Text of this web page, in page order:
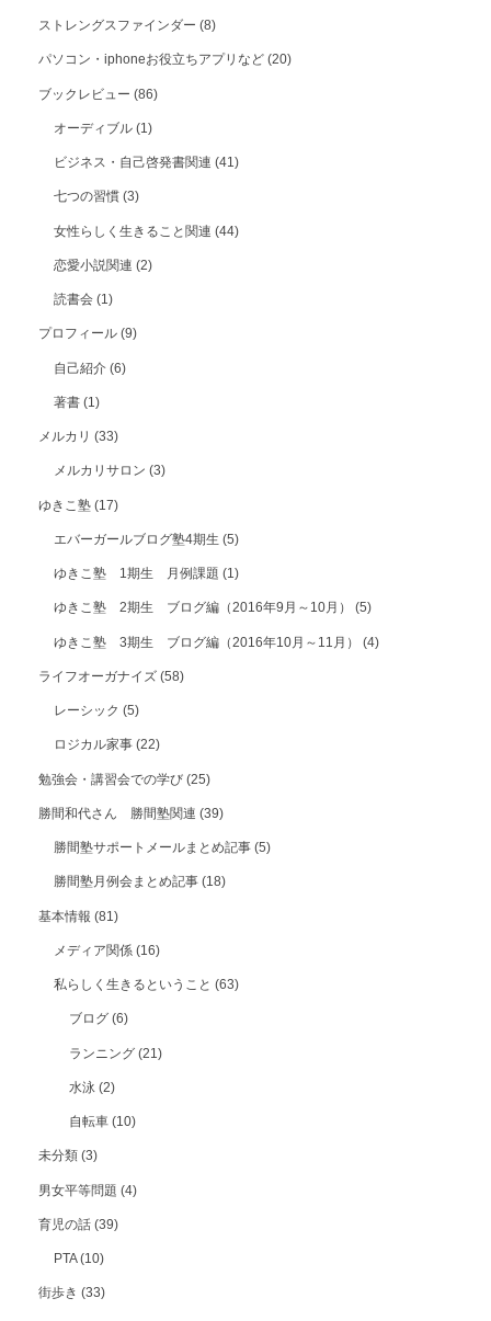
ストレングスファインダー(8)
パソコン・iphoneお役立ちアプリなど(20)
ブックレビュー(86)
オーディブル(1)
ビジネス・自己啓発書関連(41)
七つの習慣(3)
女性らしく生きること関連(44)
恋愛小説関連(2)
読書会(1)
プロフィール(9)
自己紹介(6)
著書(1)
メルカリ(33)
メルカリサロン(3)
ゆきこ塾(17)
エバーガールブログ塾4期生(5)
ゆきこ塾 1期生 月例課題(1)
ゆきこ塾 2期生 ブログ編（2016年9月～10月）(5)
ゆきこ塾 3期生 ブログ編（2016年10月～11月）(4)
ライフオーガナイズ(58)
レーシック(5)
ロジカル家事(22)
勉強会・講習会での学び(25)
勝間和代さん 勝間塾関連(39)
勝間塾サポートメールまとめ記事(5)
勝間塾月例会まとめ記事(18)
基本情報(81)
メディア関係(16)
私らしく生きるということ(63)
ブログ(6)
ランニング(21)
水泳(2)
自転車(10)
未分類(3)
男女平等問題(4)
育児の話(39)
PTA(10)
街歩き(33)